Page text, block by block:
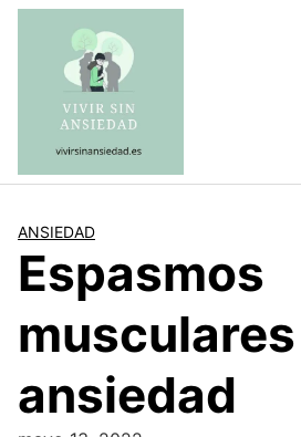
Saltar
contenido
ANSIEDAD
Espasmos
ansiedad